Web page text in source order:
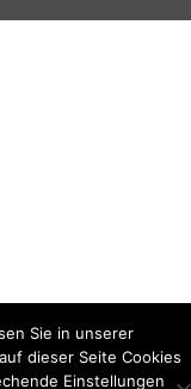
Sie in unserer
dieser Seite Cookies
Einstellungen